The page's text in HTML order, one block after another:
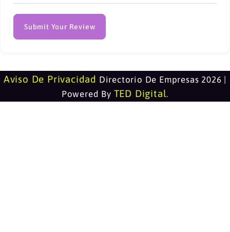
Submit Your Review
Aviso De Privacidad Directorio De Empresas 2026 |
Powered By TED Digital.